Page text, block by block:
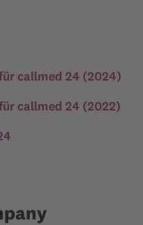
callmed 24 (2024)
callmed 24 (2022)